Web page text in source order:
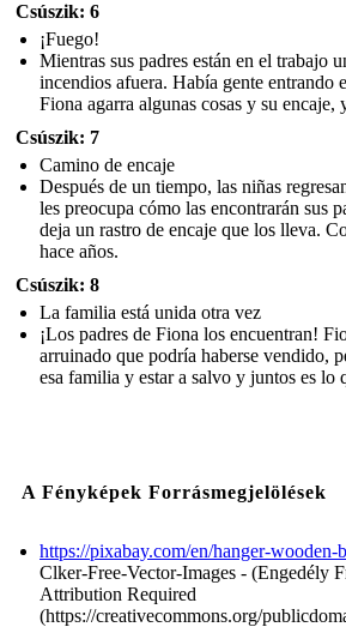
Csúszik: 6
¡Fuego!
Mientras sus padres están en el trabajo
incendios afuera. Había gente entrando
Fiona agarra algunas cosas y su encaje,
Csúszik: 7
Camino de encaje
Después de un tiempo, las niñas
les preocupa cómo las encontrarán sus
deja un rastro de encaje que los lleva.
hace años.
Csúszik: 8
La familia está unida otra vez
¡Los padres de Fiona los encuentran!
arruinado que podría haberse vendido,
esa familia y estar a salvo y juntos es lo
A Fényképek Forrásmegjelölések
https://pixabay.com/en/hanger-
Clker-Free-Vector-Images - (Engedély
Attribution Required
(https://creativecommons.org/